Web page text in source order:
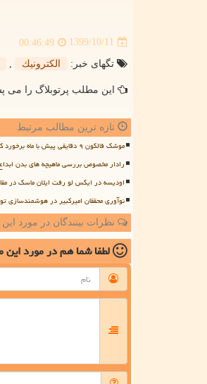
1399/10/11
00:46:49
تگهای خبر: الكترونیك ,
این مطلب پرتوبلاگ را می
تازه ترین مطالب مرتبط
موشک فالکون ۹ دقایقی پیش با ماه برخورد کرد
رادار مخصوص بررسی ماهیچه های بدن
اودیسه در ایکس لو رفت ایلان ماسک در
نوآوری محققان امیرکبیر در هوشمندسازی
نظرات بینندگان در مورد
لطفا شما همدر مورد این